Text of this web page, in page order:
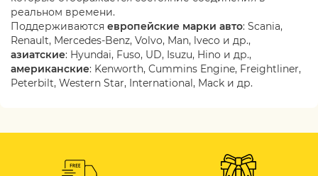
реальном времени.
Поддерживаются европейские марки авто: Scania,
Renault, Mercedes-Benz, Volvo, Man, lveco и др.,
азиатские: Hyundai, Fuso, UD, Isuzu, Hino и др.,
американские: Kenworth, Cummins Engine, Freightliner,
Peterbilt, Western Star, International, Mack и др.